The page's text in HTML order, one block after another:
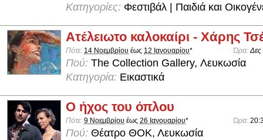
Κατηγορίες: Φεστιβάλ | Παιδιά και
Ατέλειωτο καλοκαίρι - Χάρης
Πότε: 14 Νοεμβρίου έως 12 Ιανουαρίου* Ώρα: Δες
Πού: The Collection Gallery, Λευκωσία
Κατηγορία: Εικαστικά
Ο ήχος του όπλου
Πότε: 9 Νοεμβρίου έως 26 Ιανουαρίου* Ώρα:
Πού: Θέατρο ΘΟΚ, Λευκωσία